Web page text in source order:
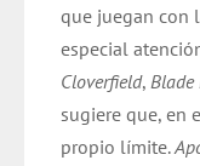
que juegan con
especial
Cloverfield, Blade
sugiere que, en
propio límite.